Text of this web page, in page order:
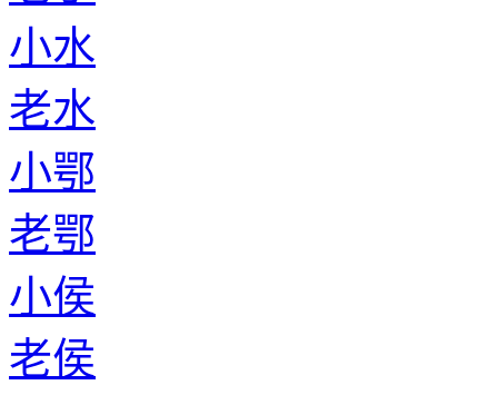
小水
老水
小鄂
老鄂
小侯
老侯